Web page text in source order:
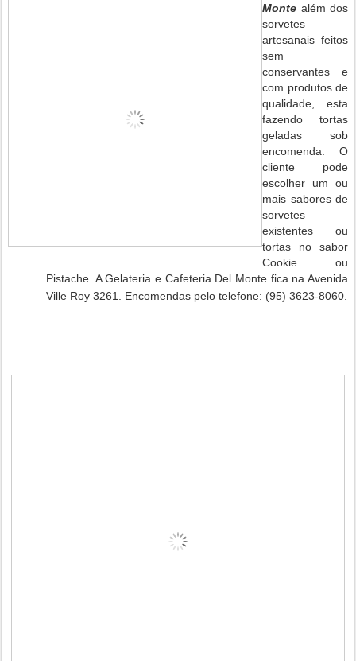
Monte além dos
sorvetes
artesanais feitos
sem
conservantes e
com produtos de
qualidade, esta
fazendo tortas
geladas sob
encomenda. O
cliente pode
escolher um ou
mais sabores de
sorvetes
existentes ou
tortas no sabor
Cookie ou
Pistache. A Gelateria e Cafeteria Del Monte fica na Avenida
Ville Roy 3261. Encomendas pelo telefone: (95) 3623-8060.